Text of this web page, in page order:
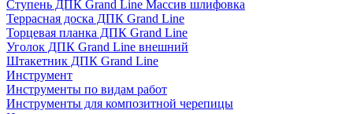
Ступень ДПК Grand Line Массив шлифовка
Террасная доска ДПК Grand Line
Торцевая планка ДПК Grand Line
Уголок ДПК Grand Line внешний
Штакетник ДПК Grand Line
Инструмент
Инструменты по видам работ
Инструменты для композитной черепицы